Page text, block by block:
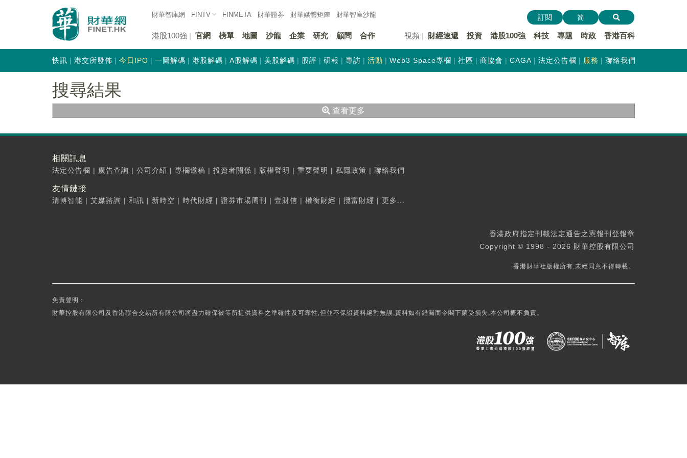
財華智庫網 FINTV FINMETA 財華證券 財華媒體矩陣 財華智庫沙龍
港股100強 官網 榜單 地圖 沙龍 企業 研究 顧問 合作 視頻 財經速遞 投資 港股100強 科技 專題 時政 香港百科
訂閱 简
快訊 港交所發佈 今日IPO 一圖解碼 港股解碼 A股解碼 美股解碼 股評 研報 專訪 活動 Web3 Space專欄 社區 商協會 CAGA 法定公告欄 服務 聯絡我們
搜尋結果
查看更多
相關訊息
法定公告欄 | 廣告查詢 | 公司介紹 | 專欄邀稿 | 投資者關係 | 版權聲明 | 重要聲明 | 私隱政策 | 聯絡我們
友情鏈接
清博智能 | 艾媒諮詢 | 和訊 | 新時空 | 時代財經 | 證券市場周刊 | 壹財信 | 權衡財經 | 攬富財經 | 更多...
香港政府指定刊載法定通告之憲報刊登報章
Copyright © 1998 - 2026 財華控股有限公司
香港財華社版權所有,未經同意不得轉載。
免責聲明：
財華控股有限公司及香港聯合交易所有限公司將盡力確保彼等所提供資料之準確性及可靠性,但並不保證資料絕對無誤,資料如有錯漏而令閣下蒙受損失,本公司概不負責。